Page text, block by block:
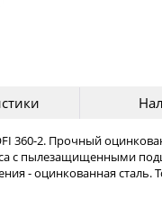
360-2. Прочный
с пылезащищенными
- оцинкованная